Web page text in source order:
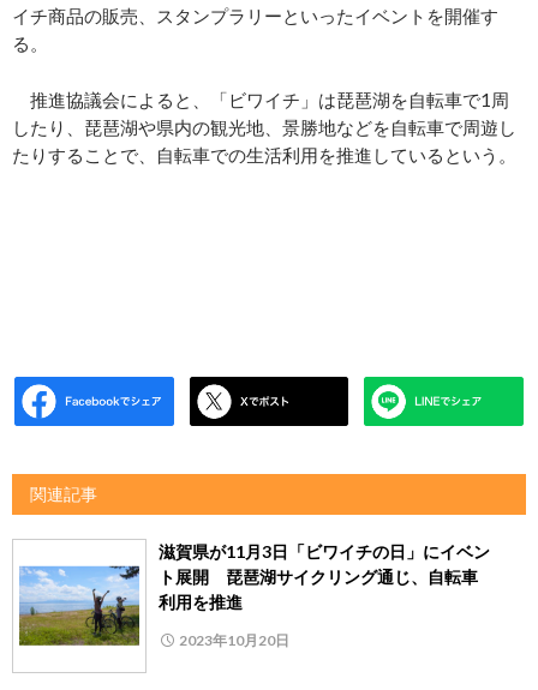
イチ商品の販売、スタンプラリーといったイベントを開催す
る。
推進協議会によると、「ビワイチ」は琵琶湖を自転車で1周
したり、琵琶湖や県内の観光地、景勝地などを自転車で周遊し
たりすることで、自転車での生活利用を推進しているという。
関連記事
滋賀県が11月3日「ビワイチの日」にイベン
ト展開 琵琶湖サイクリング通じ、自転車
利用を推進
2023年10月20日